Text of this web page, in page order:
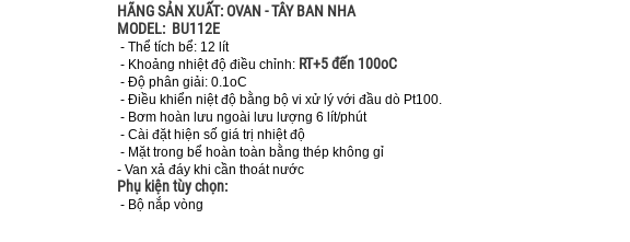
HÃNG SẢN XUẤT: OVAN - TÂY BAN NHA
MODEL: BU112E
- Thể tích bể: 12 lít
- Khoảng nhiệt độ điều chỉnh: RT+5 đến 100oC
- Độ phân giải: 0.1oC
- Điều khiển niệt độ bằng bộ vi xử lý với đầu dò Pt100.
- Bơm hoàn lưu ngoài lưu lượng 6 lít/phút
- Cài đặt hiện số giá trị nhiệt độ
- Mặt trong bể hoàn toàn bằng thép không gỉ
- Van xả đáy khi cần thoát nước
Phụ kiện tùy chọn:
- Bộ nắp vòng